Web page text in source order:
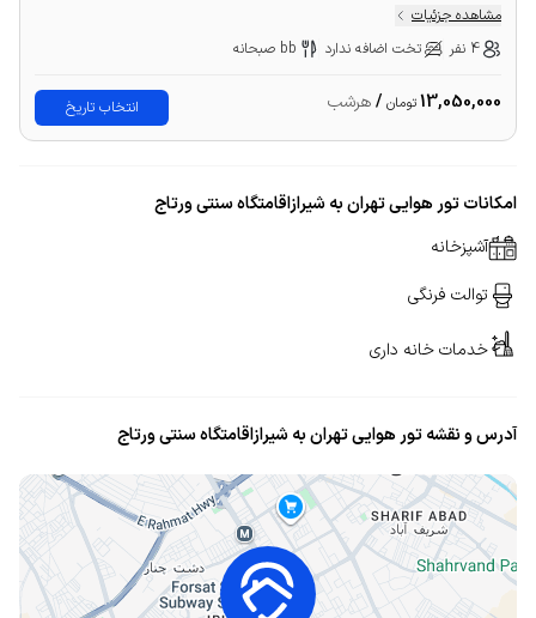
مشاهده جزئیات
4 نفر
تخت اضافه ندارد bb صبحانه
13,050,000تومان /هرشب انتخاب تاریخ
امکانات تور هوایی تهران به شیرازاقامتگاه سنتی ورتاج
آشپزخانه
توالت فرنگی
خدمات خانه داری
آدرس و نقشه تور هوایی تهران به شیرازاقامتگاه سنتی ورتاج